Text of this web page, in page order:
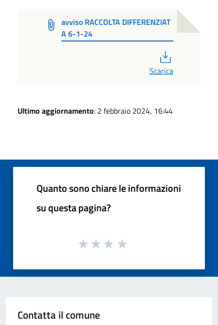
avviso RACCOLTA DIFFERENZIAT
A 6-1-24
Scarica
Ultimo aggiornamento: 2 febbraio 2024, 16:44
Quanto sono chiare le informazioni
su questa pagina?
Contatta il comune